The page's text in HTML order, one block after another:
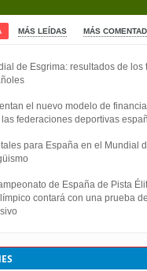
MÁS LEÍDAS MÁS
de Esgrima: resultados de los
el nuevo modelo de
las federaciones deportivas
para España en el Mundial
de España de Pista
contará con una prueba